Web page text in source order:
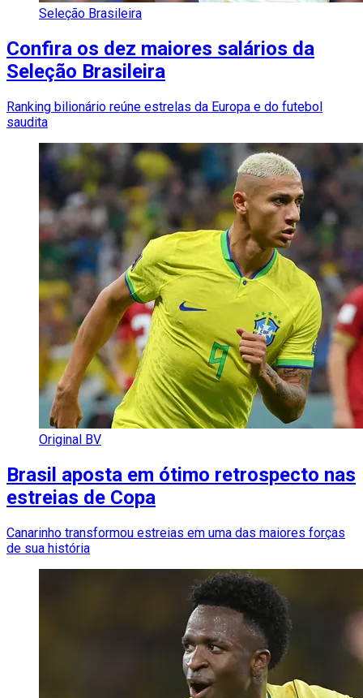
Seleção Brasileira
Confira os dez maiores salários da
Seleção Brasileira
Ranking bilionário reúne estrelas da Europa e do futebol
saudita
Original BV
Brasil aposta em ótimo retrospecto nas
estreias de Copa
Canarinho transformou estreias em uma das maiores forças
de sua história